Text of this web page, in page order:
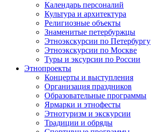
Календарь персоналий
Культура и архитектура
Религиозные объекты
Знаменитые петербуржцы
Этноэкскурсии по Петербургу
Этноэкскурсии по Москве
Туры и эксурсии по России
Этнопроекты
Концерты и выступления
Организация праздников
Образовательные программы
Ярмарки и этнофесты
Этнотуризм и экскурсии
Традиции и обряды